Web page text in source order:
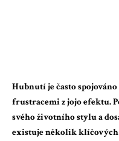
Hubnutí je často
frustracemi z jojo efektu.
svého životního stylu a
existuje několik